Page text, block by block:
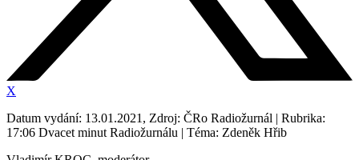
X
Datum vydání: 13.01.2021, Zdroj: ČRo Radiožurnál | Rubrika:
17:06 Dvacet minut Radiožurnálu | Téma: Zdeněk Hřib